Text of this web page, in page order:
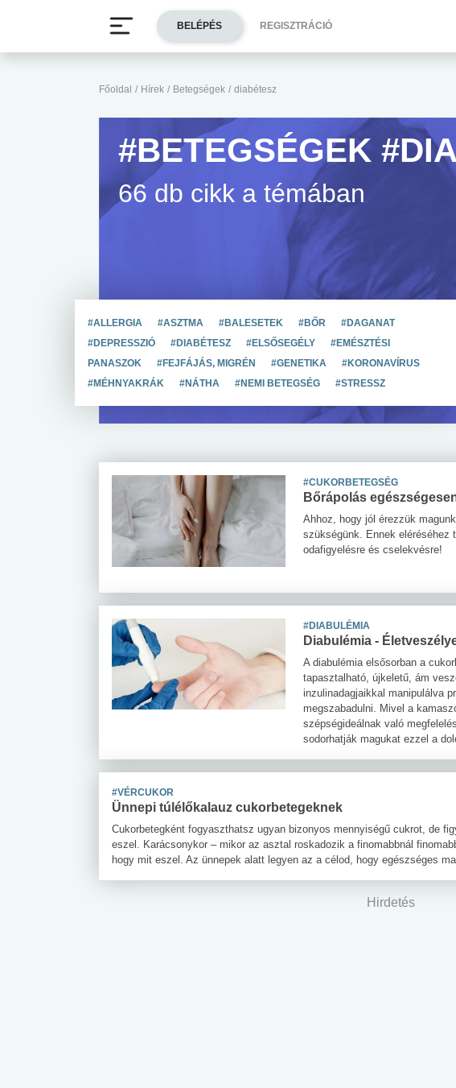
Főoldal / Hírek / Betegségek / diabétesz
#BETEGSÉGEK
66 db cikk a témában
#ALLERGIA #ASZTMA #BALESETEK #BŐR
#DAGANAT
#DEPRESSZIÓ
#DIABÉTESZ #ELSŐSEGÉLY
#EMÉSZTÉSI
PANASZOK
#FEJFÁJÁS, MIGRÉN #GENETIKA
#KORONAVÍRUS
#MÉHNYAKRÁK
#NÁTHA #NEMI BETEGSÉG #STRESSZ
#CUKORBETEGSÉG
Bőrápolás
Ahhoz, hogy jól érezzük
szükségünk. Ennek eléréséhez
odafigyelésre és cselekvésre!
#DIABULÉMIA
Diabulémia -
A diabulémia elsősorban a
tapasztalható, újkeletű, ám
inzulinadagjaikkal manipulálva
megszabadulni. Mivel a
szépségideálnak való
sodorhatják magukat ezzel a
#VÉRCUKOR
Ünnepi túlélőkalauz cukorbetegeknek
Cukorbetegként fogyaszthatsz ugyan bizonyos mennyiségű cukrot, de
eszel. Karácsonykor – mikor az asztal roskadozik a finomabbnál
hogy mit eszel. Az ünnepek alatt legyen az a célod, hogy egészséges
Hirdetés
BELÉPÉS REGISZTRÁCIÓ